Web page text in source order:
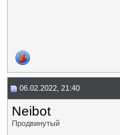
06.02.2022, 21:40
Neibot
Продвинутый